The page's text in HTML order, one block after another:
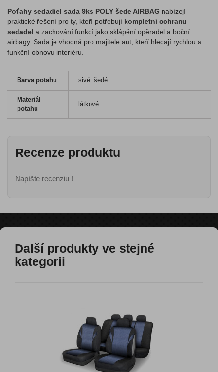
Poťahy sedadiel sada 9ks POLY šede AIRBAG nabízejí
praktické řešení pro ty, kteří potřebují kompletní ochranu
sedadel a zachování funkcí jako sklápění opěradel a boční
airbagy. Sada je vhodná pro majitele aut, kteří hledají rychlou a
funkční obnovu interiéru.
Barva potahu sivé, šedé
Materiál
potahu
látkové
Recenze produktu
Napíšte recenziu !
Další produkty ve stejné
kategorii